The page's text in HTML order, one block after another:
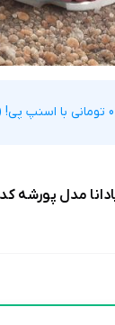
مدل پورشه کد 01